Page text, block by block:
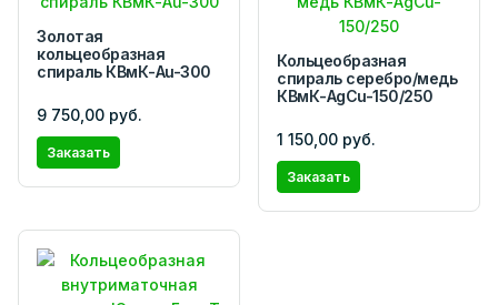
Золотая
кольцеобразная
спираль КВмК-Au-300
9 750,00 руб.
Заказать
Кольцеобразная
спираль серебро/медь
КВмК-AgCu-150/250
1 150,00 руб.
Заказать